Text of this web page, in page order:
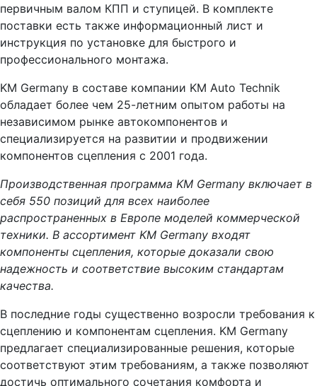
первичным валом КПП и ступицей. В комплекте
поставки есть также информационный лист и
инструкция по установке для быстрого и
профессионального монтажа.
KM Germany в составе компании KM Auto Technik
обладает более чем 25-летним опытом работы на
независимом рынке автокомпонентов и
специализируется на развитии и продвижении
компонентов сцепления с 2001 года.
Производственная программа KM Germany включает в
себя 550 позиций для всех наиболее
распространенных в Европе моделей коммерческой
техники. В ассортимент KM Germany входят
компоненты сцепления, которые доказали свою
надежность и соответствие высоким стандартам
качества.
В последние годы существенно возросли требования к
сцеплению и компонентам сцепления. KM Germany
предлагает специализированные решения, которые
соответствуют этим требованиям, а также позволяют
достичь оптимального сочетания комфорта и